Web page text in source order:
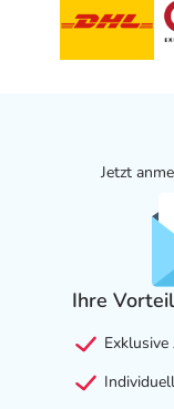
Jetzt
Ihre